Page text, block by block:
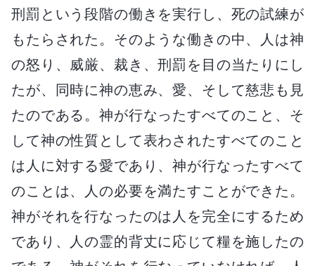
刑罰という段階の働きを実行し、死の試練が
もたらされた。そのような働きの中、人は神
の怒り、威厳、裁き、刑罰を目の当たりにし
たが、同時に神の恵み、愛、そして慈悲も見
たのである。神が行なったすべてのこと、そ
して神の性質として表わされたすべてのこと
は人に対する愛であり、神が行なったすべて
のことは、人の必要を満たすことができた。
神がそれを行なったのは人を完全にするため
であり、人の霊的背丈に応じて糧を施したの